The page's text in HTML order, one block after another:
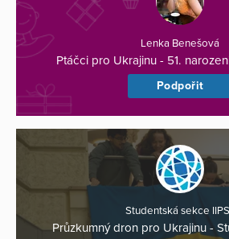
Lenka Benešová
Ptáčci pro Ukrajinu - 51.
Podpořit
Studentská sekce
Průzkumný dron pro Ukrajinu -